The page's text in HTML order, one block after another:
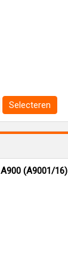
Selecteren
A900 (A9001/16)